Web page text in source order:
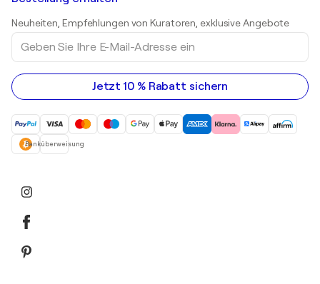
Acrylgemälde
Neuheiten, Empfehlungen von Kuratoren, exklusive Angebote
Geben
Sie
Ihre
E-
Mail-
Adresse
Jetzt 10 % Rabatt sichern
Banküberweisung